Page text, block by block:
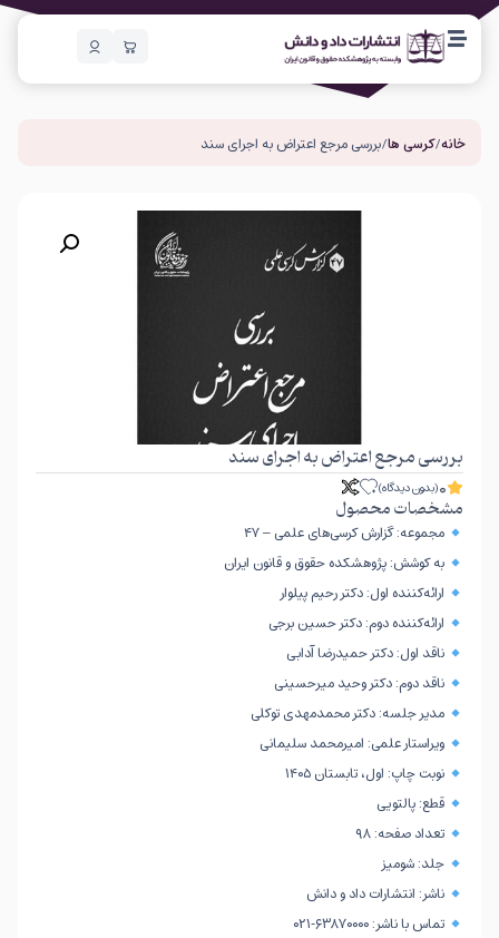
خانه/کرسی ها/ بررسی مرجع اعتراض به اجرای سند
بررسی مرجع اعتراض به اجرای سند
0(بدون دیدگاه)
مشخصات محصول
مجموعه: گزارش کرسی‌های علمی – ۴۷
به کوشش: پژوهشکده حقوق و قانون ایران
ارائه‌کننده اول: دکتر رحیم پیلوار
ارائه‌کننده دوم: دکتر حسین برجی
ناقد اول: دکتر حمیدرضا آدابی
ناقد دوم: دکتر وحید میرحسینی
مدیر جلسه: دکتر محمدمهدی توکلی
ویراستار علمی: امیرمحمد سلیمانی
نوبت چاپ: اول، تابستان ۱۴۰۵
قطع: پالتویی
تعداد صفحه: ۹۸
جلد: شومیز
ناشر: انتشارات داد و دانش
تماس با ناشر: ۶۳۸۷۰۰۰۰-۰۲۱